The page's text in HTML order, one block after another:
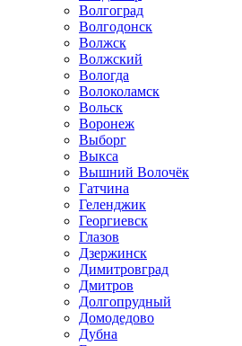
Волгоград
Волгодонск
Волжск
Волжский
Вологда
Волоколамск
Вольск
Воронеж
Выборг
Выкса
Вышний Волочёк
Гатчина
Геленджик
Георгиевск
Глазов
Дзержинск
Димитровград
Дмитров
Долгопрудный
Домодедово
Дубна